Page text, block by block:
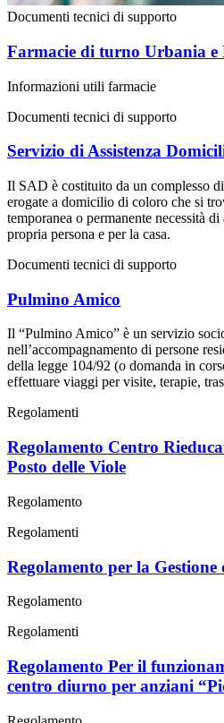
Documenti tecnici di supporto
Farmacie di turno Urbania e
Informazioni utili farmacie
Documenti tecnici di supporto
Servizio di Assistenza
Il SAD è costituito da un complesso
erogate a domicilio di coloro che si
temporanea o permanente necessità
propria persona e per la casa.
Documenti tecnici di supporto
Pulmino Amico
Il “Pulmino Amico” è un servizio
nell’accompagnamento di persone
della legge 104/92 (o domanda in
effettuare viaggi per visite, terapie,
Regolamenti
Regolamento Centro
Posto delle Viole
Regolamento
Regolamenti
Regolamento per la
Regolamento
Regolamenti
Regolamento Per il
centro diurno per anziani